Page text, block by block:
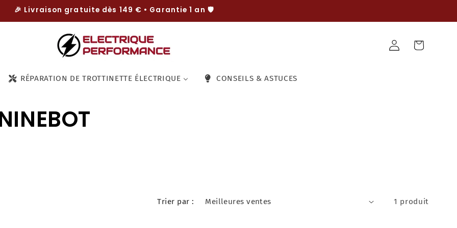
🎉 Livraison gratuite dès 149 € • Garantie 1 an 🛡️
RÉPARATION DE TROTTINETTE ÉLECTRIQUE CONSEILS & ASTUCES
ConnexionPanier
Trier par : 1 produit